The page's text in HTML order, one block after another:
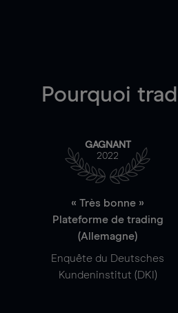
Pourquoi
GAGNANT
2022
« Très bonne »
Plateforme de trading
(Allemagne)
Enquête du Deutsches
Kundeninstitut (DKI)